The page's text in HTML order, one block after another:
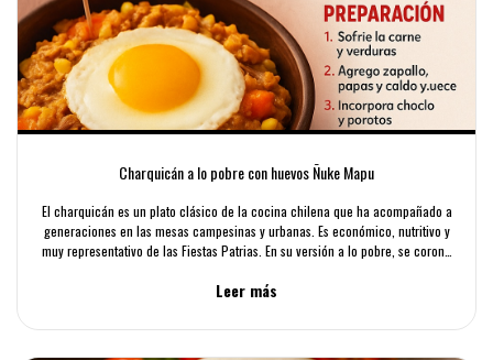
Charquicán a lo pobre con huevos Ñuke Mapu
El charquicán es un plato clásico de la cocina chilena que ha acompañado a
generaciones en las mesas campesinas y urbanas. Es económico, nutritivo y
muy representativo de las Fiestas Patrias. En su versión a lo pobre, se corona
Leer más